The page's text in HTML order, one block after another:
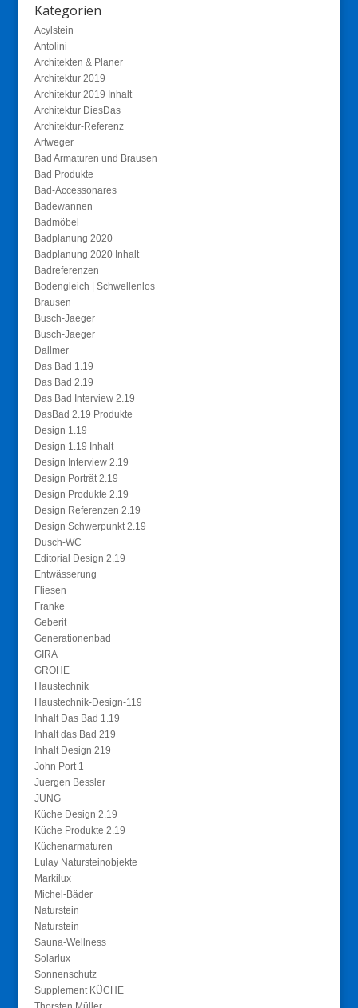
Kategorien
Acylstein
Antolini
Architekten & Planer
Architektur 2019
Architektur 2019 Inhalt
Architektur DiesDas
Architektur-Referenz
Artweger
Bad Armaturen und Brausen
Bad Produkte
Bad-Accessonares
Badewannen
Badmöbel
Badplanung 2020
Badplanung 2020 Inhalt
Badreferenzen
Bodengleich | Schwellenlos
Brausen
Busch-Jaeger
Busch-Jaeger
Dallmer
Das Bad 1.19
Das Bad 2.19
Das Bad Interview 2.19
DasBad 2.19 Produkte
Design 1.19
Design 1.19 Inhalt
Design Interview 2.19
Design Porträt 2.19
Design Produkte 2.19
Design Referenzen 2.19
Design Schwerpunkt 2.19
Dusch-WC
Editorial Design 2.19
Entwässerung
Fliesen
Franke
Geberit
Generationenbad
GIRA
GROHE
Haustechnik
Haustechnik-Design-119
Inhalt Das Bad 1.19
Inhalt das Bad 219
Inhalt Design 219
John Port 1
Juergen Bessler
JUNG
Küche Design 2.19
Küche Produkte 2.19
Küchenarmaturen
Lulay Natursteinobjekte
Markilux
Michel-Bäder
Naturstein
Naturstein
Sauna-Wellness
Solarlux
Sonnenschutz
Supplement KÜCHE